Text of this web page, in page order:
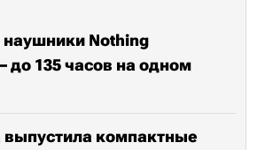
Nothing
до 135 часов на одном
выпустила компактные